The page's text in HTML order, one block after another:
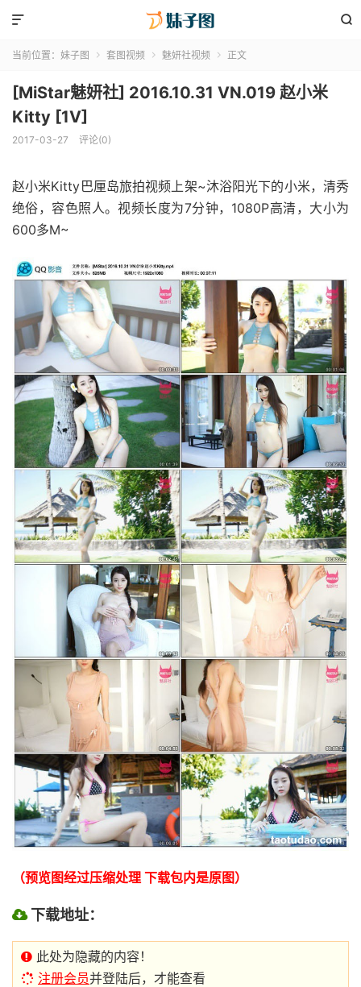


当前位置： 妹子图  套图视频  魅妍社视频  正文
[MiStar魅妍社] 2016.10.31 VN.019 赵小米
Kitty [1V]
2017-03-27 评论(0)
赵小米Kitty巴厘岛旅拍视频上架~沐浴阳光下的小米，清秀
绝俗，容色照人。视频长度为7分钟，1080P高清，大小为
600多M~
（预览图经过压缩处理 下载包内是原图）
下载地址：
此处为隐藏的内容！
注册会员并登陆后，才能查看